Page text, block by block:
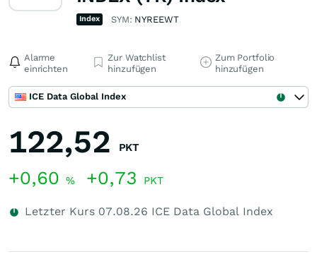
Index SYM: NYREEWT
Alarme
einrichten
Zur Watchlist
hinzufügen
Zum Portfolio
hinzufügen
ICE Data Global Index
122,52 PKT
+0,60 % +0,73 PKT
Letzter Kurs 07.08.26 ICE Data Global Index